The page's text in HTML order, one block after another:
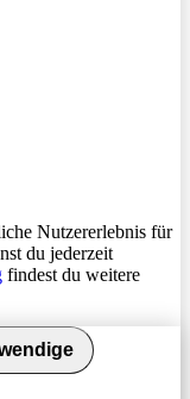
Nutzererlebnis für
du jederzeit
findest du weitere